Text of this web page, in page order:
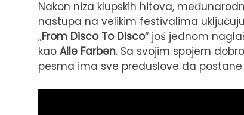
Nakon niza klupskih hitova,
nastupa na velikim festivalima
„From Disco To Disco“ još jednom
kao Alle Farben. Sa svojim spojem
pesma ima sve preduslove da